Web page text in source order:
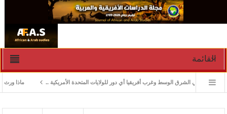
القائمة
ماذا ورث جنوب في الشرق الوسط وغرب أفريقيا أي دور للولايات المتحدة الأمريكية ..